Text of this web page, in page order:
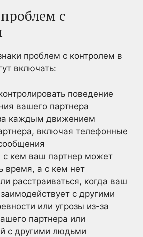
с
проблем с контролем в
включать:
поведение
вашего партнера
каждым движением
включая телефонные
с кем ваш партнер может
время, а с кем нет
расстраиваться, когда ваш
с другими
или угрозы из-за
партнера или
с другими людьми